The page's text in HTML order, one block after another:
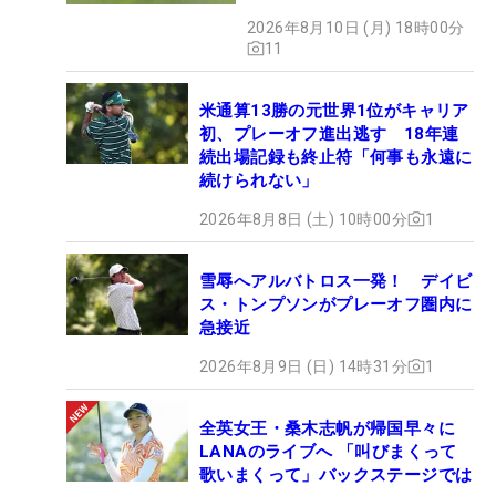
2026年8月10日 (月) 18時00分
11
米通算13勝の元世界1位がキャリア
初、プレーオフ進出逃す 18年連
続出場記録も終止符「何事も永遠に
続けられない」
2026年8月8日 (土) 10時00分 1
雪辱へアルバトロス一発！ デイビ
ス・トンプソンがプレーオフ圏内に
急接近
2026年8月9日 (日) 14時31分 1
全英女王・桑木志帆が帰国早々に
LANAのライブへ 「叫びまくって
歌いまくって」バックステージでは